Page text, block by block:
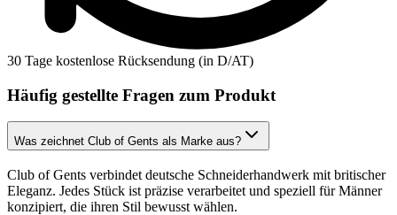
30 Tage kostenlose Rücksendung (in D/AT)
Häufig gestellte Fragen zum Produkt
Was zeichnet Club of Gents als Marke aus?
Club of Gents verbindet deutsche Schneiderhandwerk mit britischer
Eleganz. Jedes Stück ist präzise verarbeitet und speziell für Männer
konzipiert, die ihren Stil bewusst wählen.